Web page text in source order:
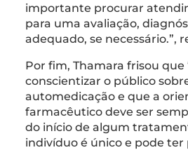
importante procurar
para uma avaliação,
adequado, se necessário.”,
Por fim, Thamara frisou
conscientizar o público
automedicação e que a
farmacêutico deve ser
do início de algum
indivíduo é único e pode